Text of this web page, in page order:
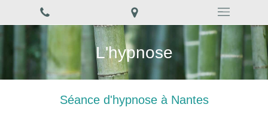
L'hypnose
Séance d'hypnose à Nantes